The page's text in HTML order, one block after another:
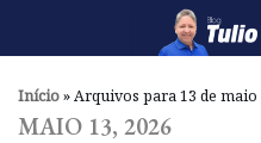
para
o
Início»Arquivos para 13 de maio
MAIO 13, 2026